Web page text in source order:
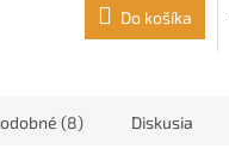
Do košíka
(8) Diskusia